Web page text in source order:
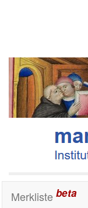
Merkliste beta